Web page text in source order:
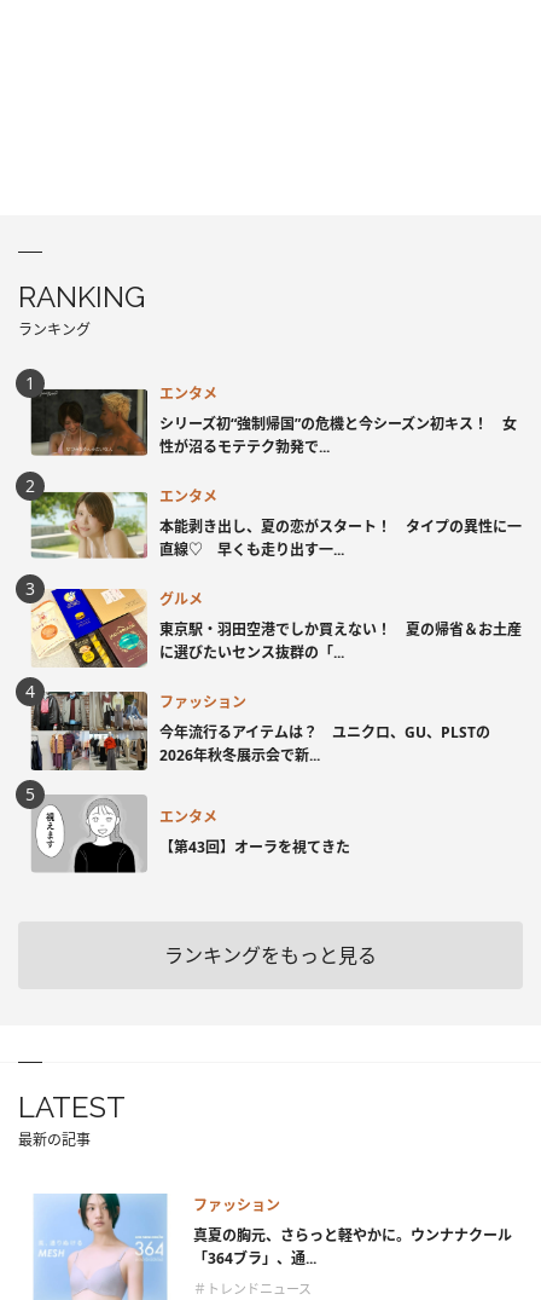
RANKING
ランキング
エンタメ
シリーズ初“強制帰国”の危機と今シーズン初キス！ 女
性が沼るモテテク勃発で...
エンタメ
本能剥き出し、夏の恋がスタート！ タイプの異性に一
直線♡ 早くも走り出す一...
グルメ
東京駅・羽田空港でしか買えない！ 夏の帰省＆お土産
に選びたいセンス抜群の「...
ファッション
今年流行るアイテムは？ ユニクロ、GU、PLSTの
2026年秋冬展示会で新...
エンタメ
【第43回】オーラを視てきた
ランキングをもっと見る
LATEST
最新の記事
ファッション
真夏の胸元、さらっと軽やかに。ウンナナクール
「364ブラ」、通...
＃トレンドニュース